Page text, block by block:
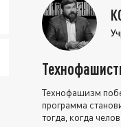
Технофашизм
программа
тогда, когда